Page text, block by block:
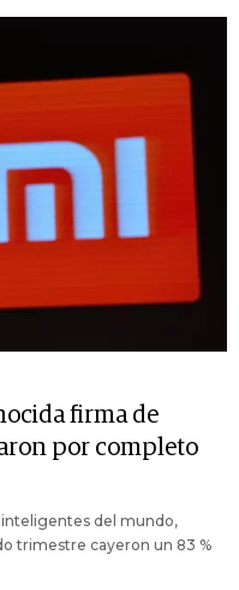
firma de
por completo
del mundo,
trimestre cayeron un 83 %